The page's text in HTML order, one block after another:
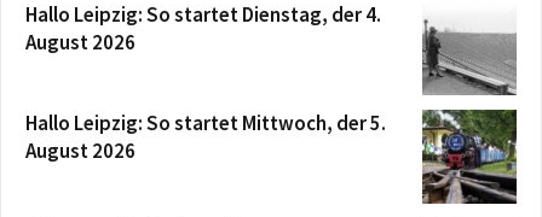
Hallo Leipzig: So startet Dienstag, der 4.
August 2026
Hallo Leipzig: So startet Mittwoch, der 5.
August 2026